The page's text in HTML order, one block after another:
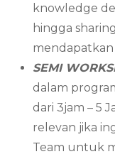
knowledge
hingga
SEMI
dalam
dari 3jam – 5
relevan jika
Team untuk